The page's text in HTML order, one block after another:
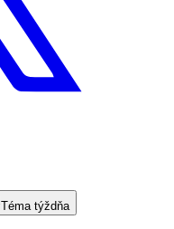
Téma týždňa